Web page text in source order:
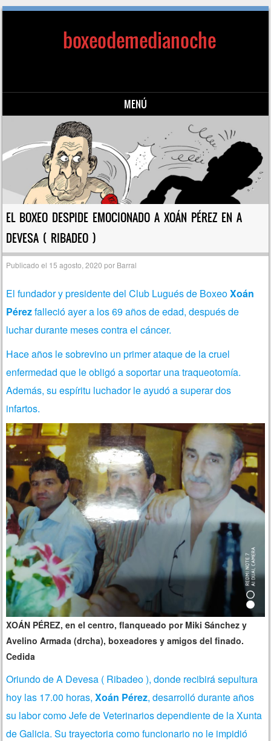
boxeodemedianoche
MENÚ
Saltar al contenido
EL BOXEO DESPIDE EMOCIONADO A XOÁN PÉREZ EN A
DEVESA ( RIBADEO )
Publicado el 15 agosto, 2020 por Barral
El fundador y presidente del Club Lugués de BoxeoXoán
Pérezfalleció ayer a los 69 años de edad, después de
luchar durante meses contra el cáncer.
Hace años le sobrevino un primer ataque de la cruel
enfermedad que le obligó a soportar una traqueotomía.
Además, su espíritu luchador le ayudó a superar dos
infartos.
XOÁN PÉREZ, en el centro, flanqueado por Miki Sánchez y
Avelino Armada (drcha), boxeadores y amigos del finado.
Cedida
Oriundo de A Devesa ( Ribadeo ), donde recibirá sepultura
hoy las 17.00 horas,Xoán Pérez, desarrolló durante años
su labor como Jefe de Veterinarios dependiente de la Xunta
de Galicia. Su trayectoria como funcionario no le impidió